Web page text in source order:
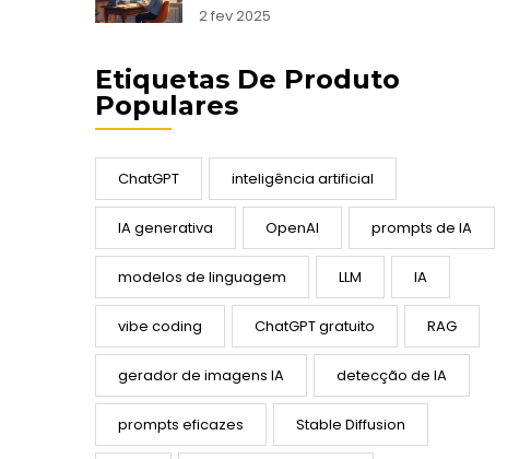
2 fev 2025
Etiquetas De Produto
Populares
ChatGPT inteligência artificial
IA generativa OpenAI prompts de IA
modelos de linguagem LLM IA
vibe coding ChatGPT gratuito RAG
gerador de imagens IA detecção de IA
prompts eficazes Stable Diffusion